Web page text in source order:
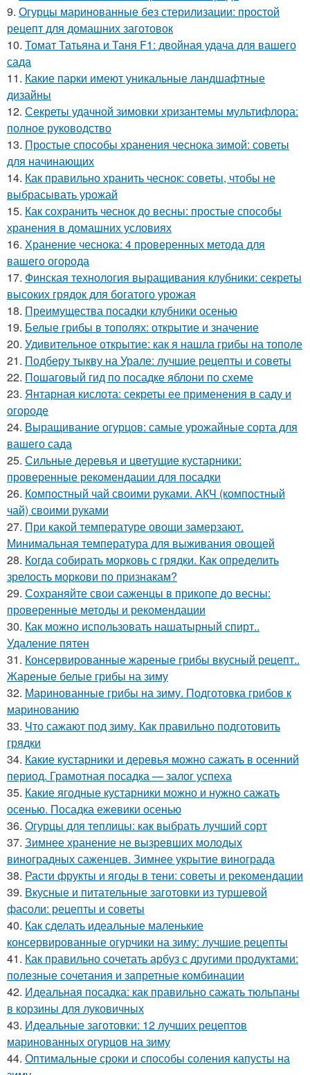
9. Огурцы маринованные без стерилизации: простой
рецепт для домашних заготовок
10. Томат Татьяна и Таня F1: двойная удача для вашего
сада
11. Какие парки имеют уникальные ландшафтные
дизайны
12. Секреты удачной зимовки хризантемы мультифлора:
полное руководство
13. Простые способы хранения чеснока зимой: советы
для начинающих
14. Как правильно хранить чеснок: советы, чтобы не
выбрасывать урожай
15. Как сохранить чеснок до весны: простые способы
хранения в домашних условиях
16. Хранение чеснока: 4 проверенных метода для
вашего огорода
17. Финская технология выращивания клубники: секреты
высоких грядок для богатого урожая
18. Преимущества посадки клубники осенью
19. Белые грибы в тополях: открытие и значение
20. Удивительное открытие: как я нашла грибы на тополе
21. Подберу тыкву на Урале: лучшие рецепты и советы
22. Пошаговый гид по посадке яблони по схеме
23. Янтарная кислота: секреты ее применения в саду и
огороде
24. Выращивание огурцов: самые урожайные сорта для
вашего сада
25. Сильные деревья и цветущие кустарники:
проверенные рекомендации для посадки
26. Компостный чай своими руками. АКЧ (компостный
чай) своими руками
27. При какой температуре овощи замерзают.
Минимальная температура для выживания овощей
28. Когда собирать морковь с грядки. Как определить
зрелость моркови по признакам?
29. Сохраняйте свои саженцы в прикопе до весны:
проверенные методы и рекомендации
30. Как можно использовать нашатырный спирт..
Удаление пятен
31. Консервированные жареные грибы вкусный рецепт..
Жареные белые грибы на зиму
32. Маринованные грибы на зиму. Подготовка грибов к
маринованию
33. Что сажают под зиму. Как правильно подготовить
грядки
34. Какие кустарники и деревья можно сажать в осенний
период. Грамотная посадка — залог успеха
35. Какие ягодные кустарники можно и нужно сажать
осенью. Посадка ежевики осенью
36. Огурцы для теплицы: как выбрать лучший сорт
37. Зимнее хранение не вызревших молодых
виноградных саженцев. Зимнее укрытие винограда
38. Расти фрукты и ягоды в тени: советы и рекомендации
39. Вкусные и питательные заготовки из туршевой
фасоли: рецепты и советы
40. Как сделать идеальные маленькие
консервированные огурчики на зиму: лучшие рецепты
41. Как правильно сочетать арбуз с другими продуктами:
полезные сочетания и запретные комбинации
42. Идеальная посадка: как правильно сажать тюльпаны
в корзины для луковичных
43. Идеальные заготовки: 12 лучших рецептов
маринованных огурцов на зиму
44. Оптимальные сроки и способы соления капусты на